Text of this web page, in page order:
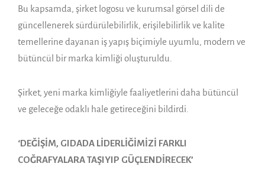
Bu kapsamda, şirket logosu ve kurumsal görsel dili de
güncellenerek sürdürülebilirlik, erişilebilirlik ve kalite
temellerine dayanan iş yapış biçimiyle uyumlu, modern ve
bütüncül bir marka kimliği oluşturuldu.
Şirket, yeni marka kimliğiyle faaliyetlerini daha bütüncül
ve geleceğe odaklı hale getireceğini bildirdi.
‘DEĞİŞİM, GIDADA LİDERLİĞİMİZİ FARKLI
COĞRAFYALARA TAŞIYIP GÜÇLENDİRECEK’